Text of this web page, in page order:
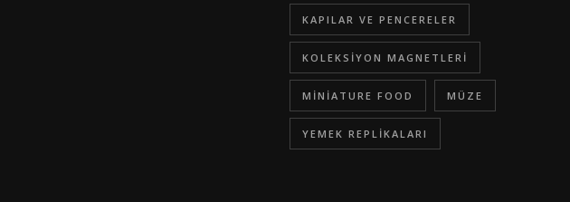
KAPILAR VE PENCERELER
KOLEKSIYON MAGNETLERI
MINIATURE FOOD MÜZE
YEMEK REPLIKALARI